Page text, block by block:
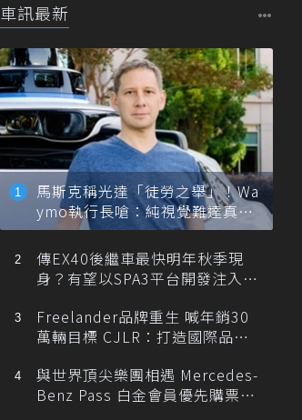
車訊最新
馬斯克稱光達「徒勞之舉」！Wa
ymo執行長嗆：純視覺難達真正
自動駕駛
傳EX40後繼車最快明年秋季現
身？有望以SPA3平台開發注入80
Freelander品牌重生 喊年銷30
萬輛目標 CJLR：打造國際品牌
與世界頂尖樂團相遇 Mercedes-
Benz Pass 白金會員優先購票維